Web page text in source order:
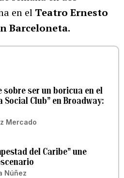
en el Teatro Ernesto
Barceloneta.
sobre ser un boricua en el
Social Club” en Broadway:
Mercado
del Caribe” une
Núñez